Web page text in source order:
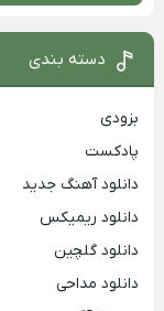
دسته بندی
بزودی
پادکست
دانلود آهنگ جدید
دانلود ریمیکس
دانلود گلچین
دانلود مداحی